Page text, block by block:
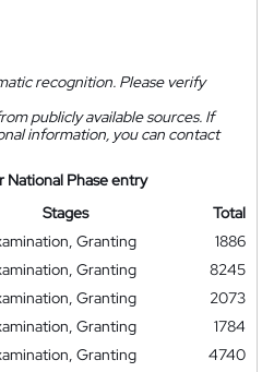
recognition. Please verify
publicly available sources. If
information, you can contact
Phase entry
Stages
Total
Granting
1886
Granting
8245
Granting
2073
Granting
1784
Granting 4740